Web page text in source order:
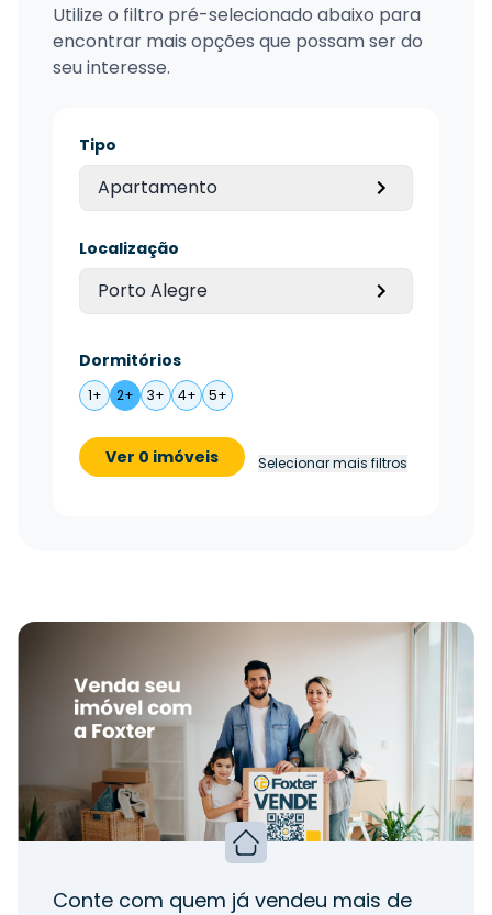
Utilize o filtro pré-selecionado abaixo para
encontrar mais opções que possam ser do
seu interesse.
Tipo
Apartamento
Localização
Porto Alegre
Dormitórios
1+ 2+ 3+ 4+ 5+
Ver 0 imóveis Selecionar mais filtros
Conte com quem já vendeu mais de